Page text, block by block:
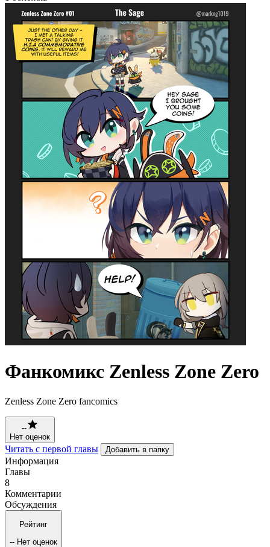
Фанкомикс Zenless Zone Zero
Zenless Zone Zero fancomics
--
Нет оценок
Читать с первой главы Добавить в папку
Информация
Главы
8
Комментарии
Обсуждения
Рейтинг
-- Нет оценок